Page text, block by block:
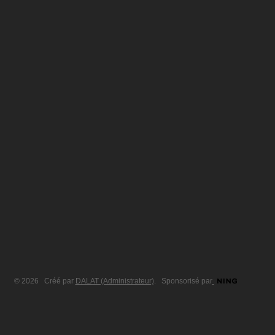
© 2026 Créé par DALAT (Administrateur). Sponsorisé par